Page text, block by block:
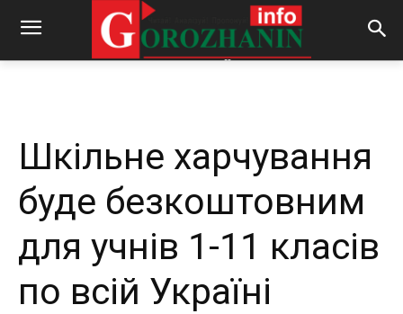
By REDACTOR - 16.02.2026 302
Шкільне харчування
буде безкоштовним
для учнів 1-11 класів
по всій Україні